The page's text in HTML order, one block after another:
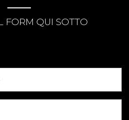
FORM QUI SOTTO